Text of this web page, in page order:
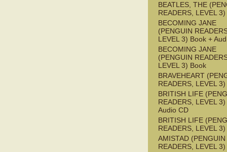
BEATLES, THE
READERS, LEVEL
BECOMING JANE
(PENGUIN
LEVEL 3) Book +
BECOMING JANE
(PENGUIN
LEVEL 3) Book
BRAVEHEART
READERS, LEVEL
BRITISH LIFE
READERS, LEVEL
Audio CD
BRITISH LIFE
READERS, LEVEL
AMISTAD (PENGUIN
READERS, LEVEL